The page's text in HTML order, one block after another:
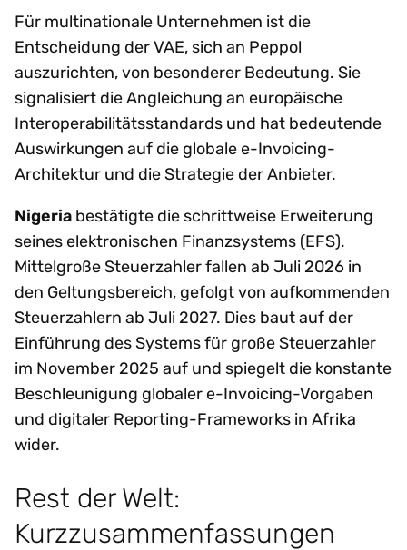
Für multinationale Unternehmen ist die
Entscheidung der VAE, sich an Peppol
auszurichten, von besonderer Bedeutung. Sie
signalisiert die Angleichung an europäische
Interoperabilitätsstandards und hat bedeutende
Auswirkungen auf die globale e-Invoicing-
Architektur und die Strategie der Anbieter.
Nigeria bestätigte die schrittweise Erweiterung
seines elektronischen Finanzsystems (EFS).
Mittelgroße Steuerzahler fallen ab Juli 2026 in
den Geltungsbereich, gefolgt von aufkommenden
Steuerzahlern ab Juli 2027. Dies baut auf der
Einführung des Systems für große Steuerzahler
im November 2025 auf und spiegelt die konstante
Beschleunigung globaler e-Invoicing-Vorgaben
und digitaler Reporting-Frameworks in Afrika
wider.
Rest der Welt:
Kurzzusammenfassungen